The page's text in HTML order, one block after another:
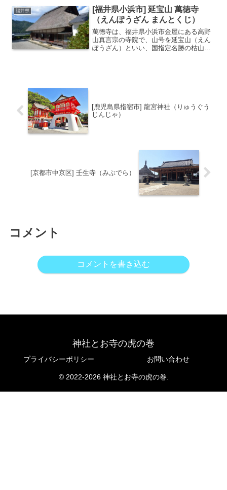
ら、福井の復興と発展を象徴する特別な
存在として市民に親しまれ...
福井県
[福井県小浜市] 延宝山 萬徳寺
（えんぽうざん まんとくじ）
萬徳寺は、福井県小浜市金屋にある高野
山真言宗の寺院で、山号を延宝山（えん
ぽうざん）といい、国指定名勝の枯山水
[鹿児島県指宿市] 龍宮神社（りゅうぐう
じんじゃ）
[京都市中京区] 壬生寺（みぶでら）
コメント
コメントを書き込む
神社とお寺の虎の巻
プライバシーポリシー お問い合わせ
© 2022-2026 神社とお寺の虎の巻.